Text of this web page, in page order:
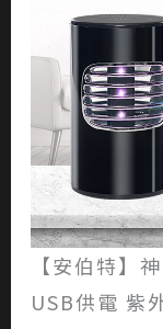
【安伯特】
USB供電 紫